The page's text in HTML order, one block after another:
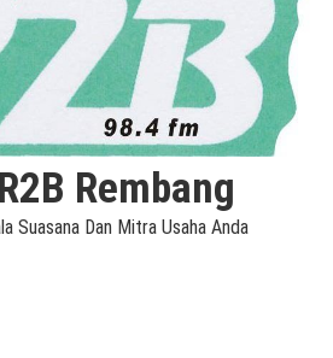
Rembang
Suasana Dan Mitra Usaha Anda